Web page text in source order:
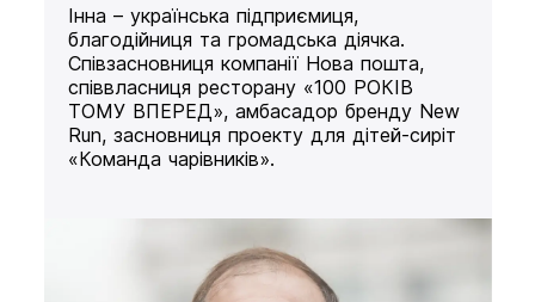
Інна – українська підприємиця,
благодійниця та громадська діячка.
Співзасновниця компанії Нова пошта,
співвласниця ресторану «100 РОКІВ
ТОМУ ВПЕРЕД», амбасадор бренду New
Run, засновниця проекту для дітей-сиріт
«Команда чарівників».